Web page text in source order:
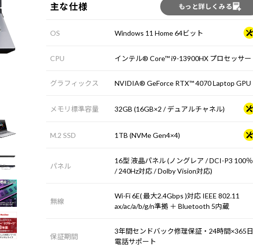
主な仕様 もっと詳しくみる
OS Windows 11 Home 64ビット
CPU インテル® Core™ i9-13900HX プロセッサー
グラフィックス NVIDIA® GeForce RTX™ 4070 Laptop GPU
メモリ標準容量 32GB (16GB×2 / デュアルチャネル)
M.2 SSD 1TB (NVMe Gen4×4)
パネル
16型 液晶パネル (ノングレア / DCI-P3 100％
/ 240Hz対応 / Dolby Vision対応)
無線
Wi-Fi 6E( 最大2.4Gbps )対応 IEEE 802.11
ax/ac/a/b/g/n準拠 ＋ Bluetooth 5内蔵
保証期間
3年間センドバック修理保証・24時間×365日
電話サポート